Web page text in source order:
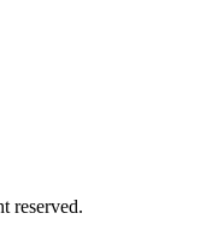
reserved.